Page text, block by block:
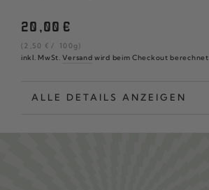
Regulärer
20 ,00 €
Stückpreis
(2 ,50 € / pro
100g)
inkl. MwSt.Versand wird beim Checkout berechnet
ALLE DETAILS ANZEIGEN